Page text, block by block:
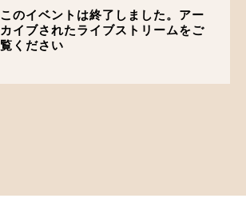
このイベントは終了しました。アー
カイブされたライブストリームをご
覧ください